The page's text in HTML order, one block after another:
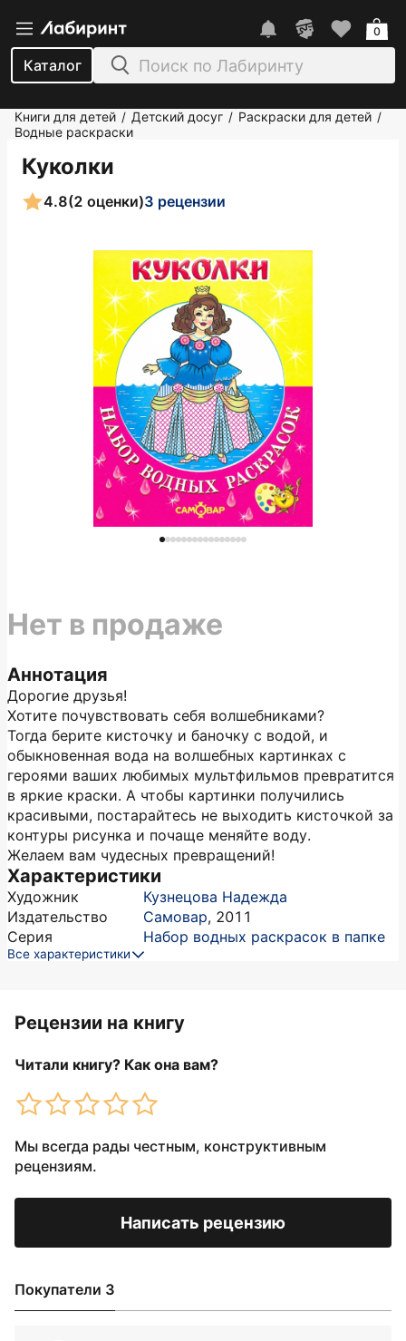
Каталог
0
Книги для детей / Детский досуг / Раскраски для детей /
Водные раскраски
Куколки
4.8(2 оценки)3 рецензии
Аннотация
Дорогие друзья!
Хотите почувствовать себя волшебниками?
Тогда берите кисточку и баночку с водой, и
обыкновенная вода на волшебных картинках с
героями ваших любимых мультфильмов превратится
в яркие краски. А чтобы картинки получились
красивыми, постарайтесь не выходить кисточкой за
контуры рисунка и почаще меняйте воду.
Желаем вам чудесных превращений!
Характеристики
Художник
Кузнецова Надежда
Издательство
Самовар, 2011
Серия
Набор водных раскрасок в папке
Все характеристики
Нет в продаже
Рецензии на книгу
Читали книгу? Как она вам?
Мы всегда рады честным, конструктивным
рецензиям.
Написать рецензию
Покупатели 3